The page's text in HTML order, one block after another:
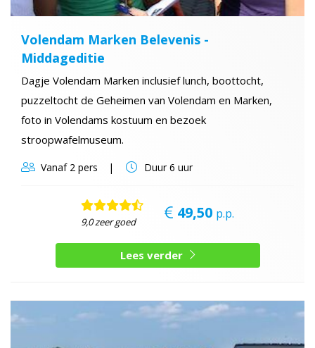
Volendam Marken Belevenis -
Middageditie
Dagje Volendam Marken inclusief lunch, boottocht,
puzzeltocht de Geheimen van Volendam en Marken,
foto in Volendams kostuum en bezoek
stroopwafelmuseum.
Vanaf2 pers Duur6 uur
9,0 zeer goed 49,50 p.p.
Lees verder